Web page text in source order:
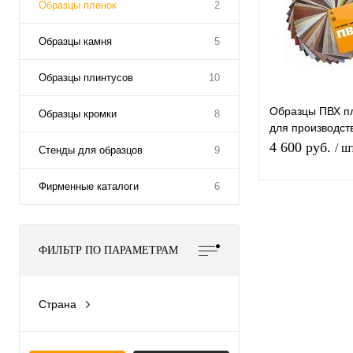
Образцы пленок 2
Образцы камня 5
Образцы плинтусов 10
Образцы кромки 8
Стенды для образцов 9
Фирменные каталоги 6
ФИЛЬТР ПО ПАРАМЕТРАМ
Страна
Образцы ПВХ
для
фасадов
4 600 руб. /